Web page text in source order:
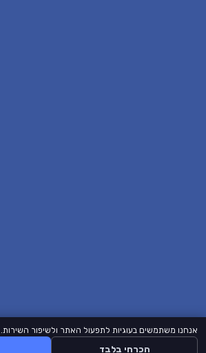
אנחנו משתמשים בעוגיות לתפעול האתר ולשיפור השירות.
הכרחי בלבד